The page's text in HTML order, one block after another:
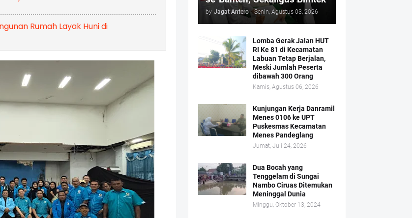
Rumah Layak Huni di
by Jagat Antero - Senin, Agustus 03, 2026
Lomba Gerak Jalan HUT
RI Ke 81 di Kecamatan
Labuan Tetap Berjalan,
Meski Jumlah Peserta
dibawah 300 Orang
Kamis, Agustus 06, 2026
Kunjungan Kerja Danramil
Menes 0106 ke UPT
Puskesmas Kecamatan
Menes Pandeglang
Jumat, Juli 24, 2026
Dua Bocah yang
Tenggelam di Sungai
Nambo Ciruas Ditemukan
Meninggal Dunia
Minggu, Oktober 13, 2024